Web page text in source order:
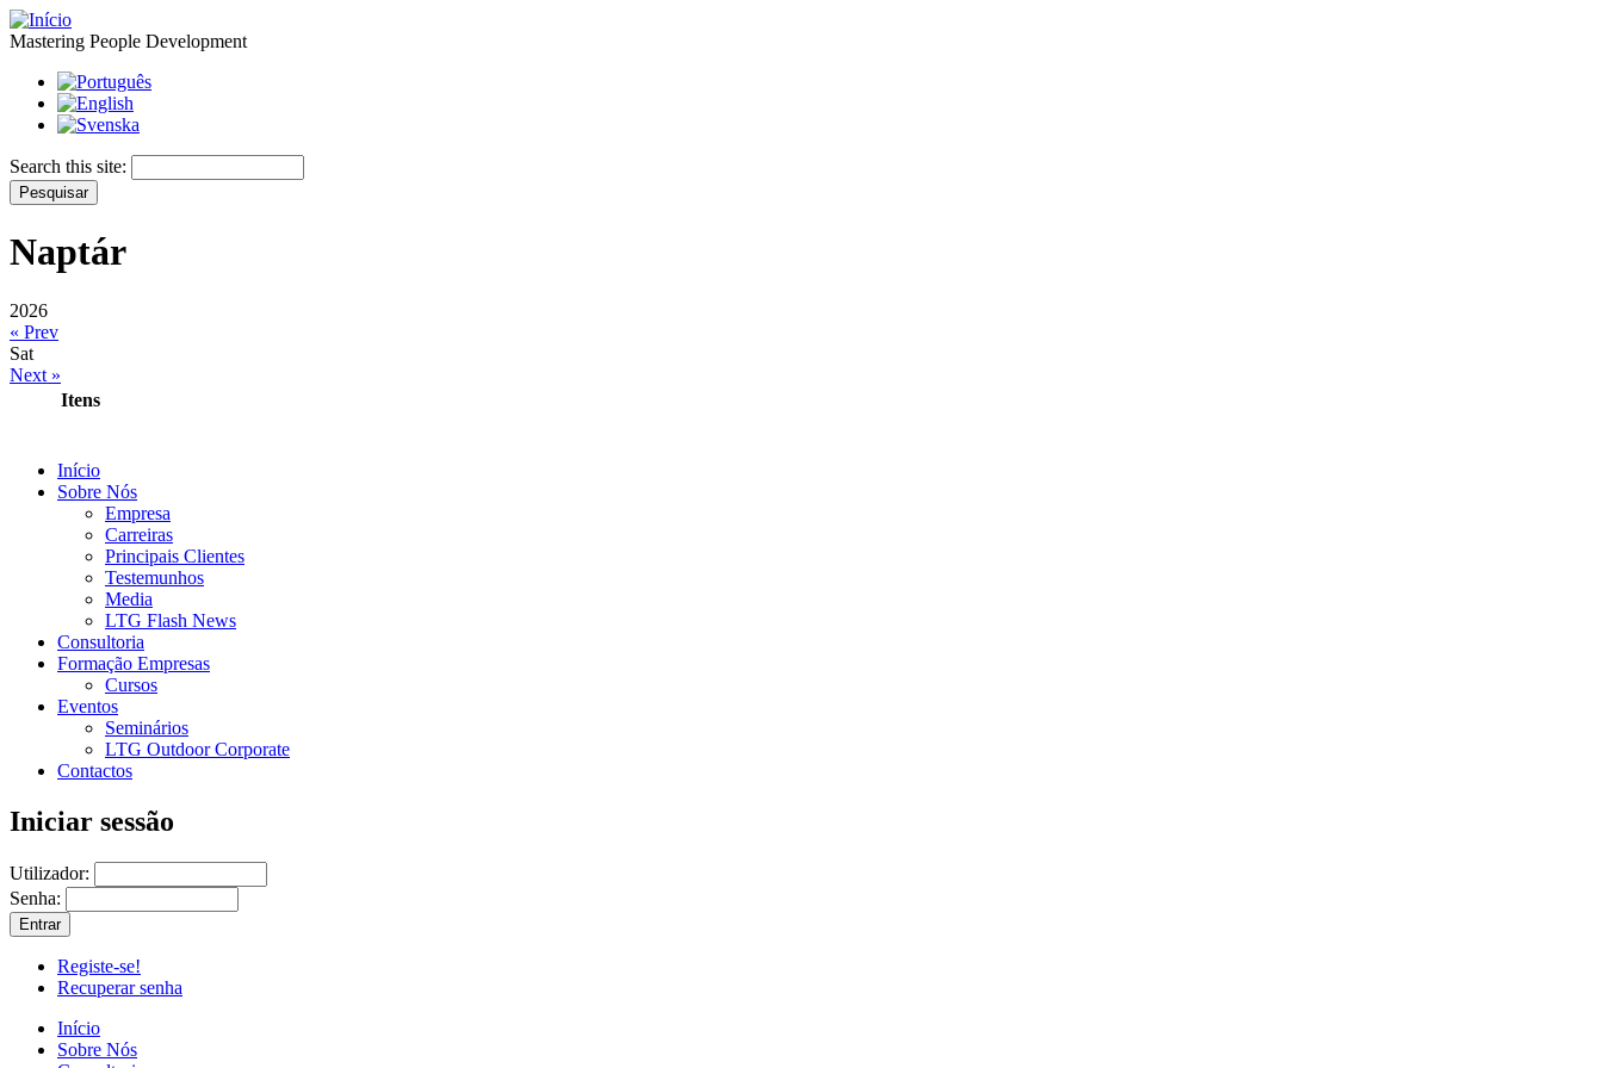
Mastering People Development
Search this site:
Naptár
2026
« Prev
Sat
Next »
Itens
Início
Sobre Nós
Empresa
Carreiras
Principais Clientes
Testemunhos
Media
LTG Flash News
Consultoria
Formação Empresas
Cursos
Eventos
Seminários
LTG Outdoor Corporate
Contactos
Iniciar sessão
Utilizador:
Senha:
Registe-se!
Recuperar senha
Início
Sobre Nós